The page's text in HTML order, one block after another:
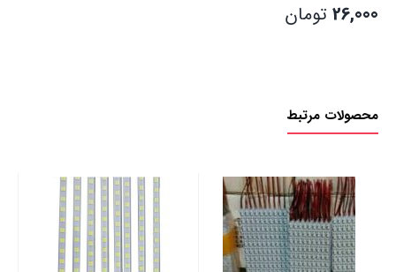
26,000 تومان
محصولات مرتبط